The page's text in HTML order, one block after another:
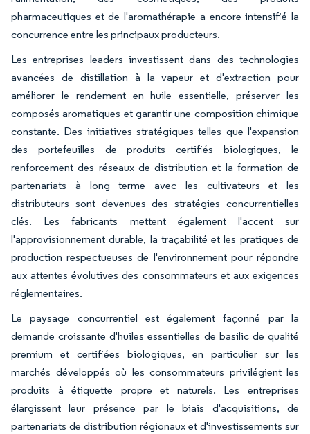
pharmaceutiques et de l'aromathérapie a encore intensifié la
concurrence entre les principaux producteurs.
Les entreprises leaders investissent dans des technologies
avancées de distillation à la vapeur et d'extraction pour
améliorer le rendement en huile essentielle, préserver les
composés aromatiques et garantir une composition chimique
constante. Des initiatives stratégiques telles que l'expansion
des portefeuilles de produits certifiés biologiques, le
renforcement des réseaux de distribution et la formation de
partenariats à long terme avec les cultivateurs et les
distributeurs sont devenues des stratégies concurrentielles
clés. Les fabricants mettent également l'accent sur
l'approvisionnement durable, la traçabilité et les pratiques de
production respectueuses de l'environnement pour répondre
aux attentes évolutives des consommateurs et aux exigences
réglementaires.
Le paysage concurrentiel est également façonné par la
demande croissante d'huiles essentielles de basilic de qualité
premium et certifiées biologiques, en particulier sur les
marchés développés où les consommateurs privilégient les
produits à étiquette propre et naturels. Les entreprises
élargissent leur présence par le biais d'acquisitions, de
partenariats de distribution régionaux et d'investissements sur